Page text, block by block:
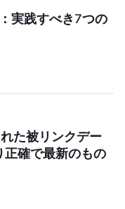
実践すべき7つの
た被リンクデー
正確で最新のもの